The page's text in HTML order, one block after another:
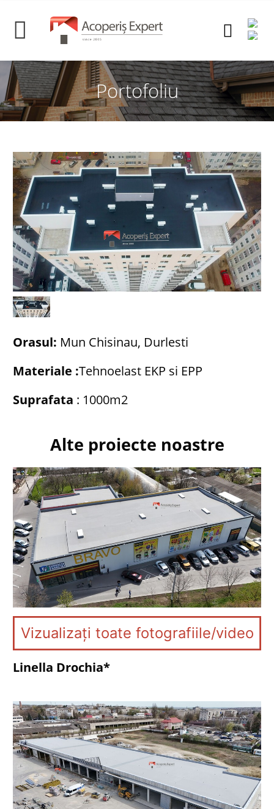
Portofoliu
Orasul: Mun Chisinau, Durlesti
Materiale :Tehnoelast EKP si EPP
Suprafata : 1000m2
Alte proiecte noastre
Vizualizați toate fotografiile/video
Linella Drochia*